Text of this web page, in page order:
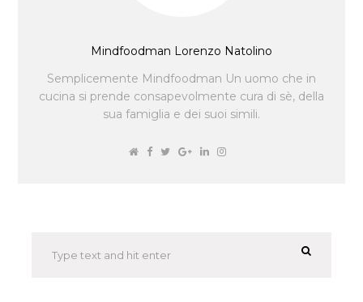
Mindfoodman Lorenzo Natolino
Semplicemente Mindfoodman Un uomo che in
cucina si prende consapevolmente cura di sè, della
sua famiglia e dei suoi simili.